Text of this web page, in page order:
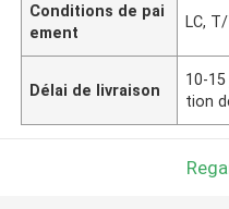
Conditions de pai
ement
LC,
Délai de livraison
10-
tion